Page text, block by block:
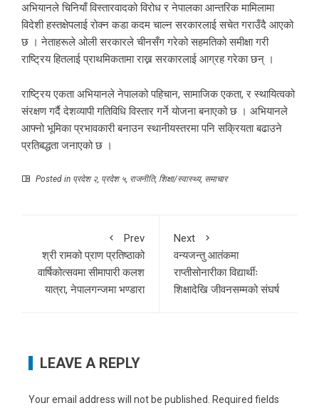
अभियानले चिनियाँ विस्तारवादको विरोध र नेपालका आन्तरिक मामिलामा
विदेशी हस्तक्षेपलाई रोक्न कडा कदम चाल्न सरकारलाई सचेत गराउँदै आएको
छ । नेताहरूले ओली सरकारले चीनसँग गरेको सहमतिको समीक्षा गरी
राष्ट्रिय हितलाई प्राथमिकतामा राख्न सरकारलाई आग्रह गरेका छन् ।
राष्ट्रिय एकता अभियानले नेपालको पहिचान, सामाजिक एकता, र स्थायित्वको
संरक्षण गर्दै देशव्यापी गतिविधि विस्तार गर्ने योजना बनाएको छ । अभियानले
आफ्नो भूमिका प्रभावकारी बनाउन स्थानीयस्तरमा पनि सक्रियता बढाउने
प्रतिबद्धता जनाएको छ ।
Posted in प्रदेश २, प्रदेश ५, राजनीति, शिक्षा/स्वास्थ्य, समाचार
Prev
श्री रामको प्राण प्रतिष्ठाको
वार्षिकोत्सवमा सीमापारी कलश
यात्रा, नेपालगन्जमा भण्डारा
Next
वन्यजन्तु आतंकमा
राप्तीसोनारीका विद्यार्थीः
शिक्षादेखि जीवनसम्मको संघर्ष
LEAVE A REPLY
Your email address will not be published.
Required fields